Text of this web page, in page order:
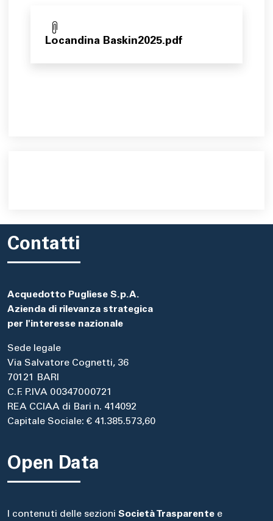
Locandina Baskin2025.pdf
Contatti
Acquedotto Pugliese S.p.A.
Azienda di rilevanza strategica
per l'interesse nazionale
Sede legale
Via Salvatore Cognetti, 36
70121 BARI
C.F. P.IVA 00347000721
REA CCIAA di Bari n. 414092
Capitale Sociale: € 41.385.573,60
Open Data
I contenuti delle sezioni Società Trasparente e